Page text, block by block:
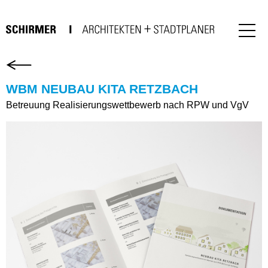
WBM NEUBAU KITA RETZBACH
Betreuung Realisierungswettbewerb nach RPW und VgV